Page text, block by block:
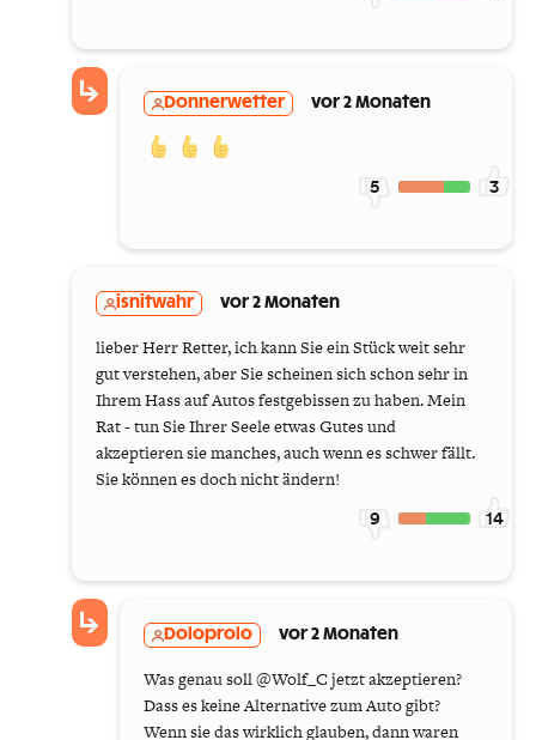
Donnerwetter vor 2 Monaten
5 3
isnitwahr vor 2 Monaten
lieber Herr Retter, ich kann Sie ein Stück weit sehr
gut verstehen, aber Sie scheinen sich schon sehr in
Ihrem Hass auf Autos festgebissen zu haben. Mein
Rat - tun Sie Ihrer Seele etwas Gutes und
akzeptieren sie manches, auch wenn es schwer fällt.
Sie können es doch nicht ändern!
9 14
Doloprolo vor 2 Monaten
Was genau soll @Wolf_C jetzt akzeptieren?
Dass es keine Alternative zum Auto gibt?
Wenn sie das wirklich glauben, dann waren